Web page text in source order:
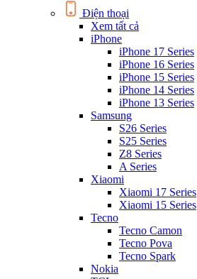
Điện thoại
Xem tất cả
iPhone
iPhone 17 Series
iPhone 16 Series
iPhone 15 Series
iPhone 14 Series
iPhone 13 Series
Samsung
S26 Series
S25 Series
Z8 Series
A Series
Xiaomi
Xiaomi 17 Series
Xiaomi 15 Series
Tecno
Tecno Camon
Tecno Pova
Tecno Spark
Nokia